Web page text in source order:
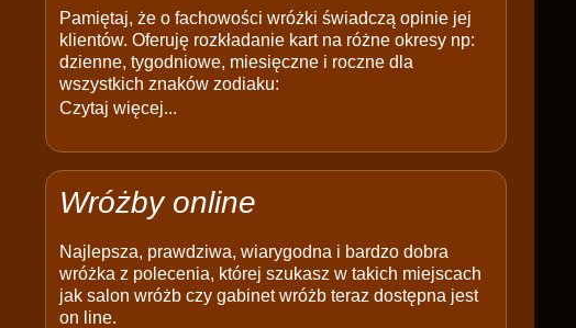
Pamiętaj, że o fachowości wróżki świadczą opinie jej
klientów. Oferuję rozkładanie kart na różne okresy np:
dzienne, tygodniowe, miesięczne i roczne dla
wszystkich znaków zodiaku:
Czytaj więcej...
Wróżby online
Najlepsza, prawdziwa, wiarygodna i bardzo dobra
wróżka z polecenia, której szukasz w takich miejscach
jak salon wróżb czy gabinet wróżb teraz dostępna jest
on line.